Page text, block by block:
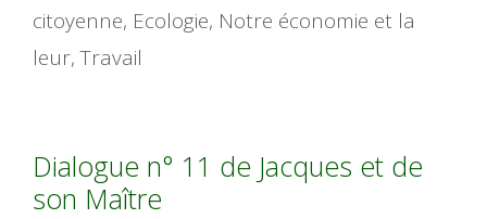
citoyenne, Ecologie, Notre économie et la
leur,Travail
Dialogue n° 11 de Jacques et de
son Maître